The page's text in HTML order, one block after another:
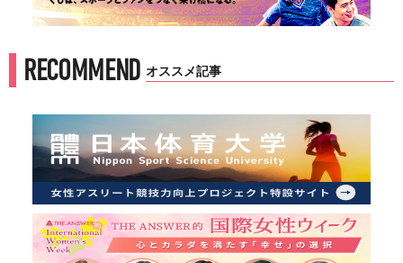
RECOMMEND オススメ記事